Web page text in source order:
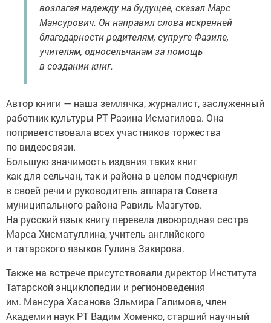
возлагая надежду на будущее, сказал Марс
Мансурович. Он направил слова искренней
благодарности родителям, супруге Фазиле,
учителям, односельчанам за помощь
в создании книг.
Автор книги — наша землячка, журналист, заслуженный
работник культуры РТ Разина Исмагилова. Она
поприветствовала всех участников торжества
по видеосвязи.
Большую значимость издания таких книг
как для сельчан, так и района в целом подчеркнул
в своей речи и руководитель аппарата Совета
муниципального района Равиль Мазгутов.
На русский язык книгу перевела двоюродная сестра
Марса Хисматуллина, учитель английского
и татарского языков Гулина Закирова.
Также на встрече присутствовали директор Института
Татарской энциклопедии и регионоведения
им. Мансура Хасанова Эльмира Галимова, член
Академии наук РТ Вадим Хоменко, старший научный